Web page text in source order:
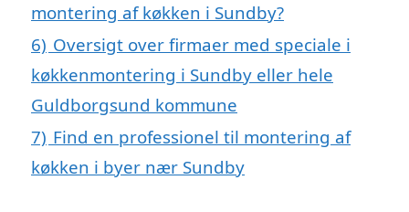
montering af køkken i Sundby?
6) Oversigt over firmaer med speciale i
køkkenmontering i Sundby eller hele
Guldborgsund kommune
7) Find en professionel til montering af
køkken i byer nær Sundby